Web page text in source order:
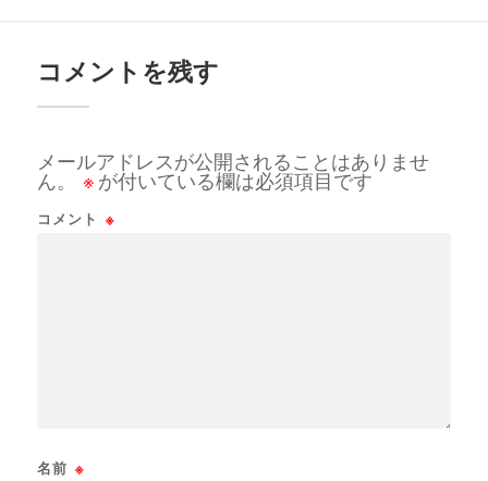
コメントを残す
メールアドレスが公開されることはありませ
ん。
※ が付いている欄は必須項目です
コメント ※
名前 ※